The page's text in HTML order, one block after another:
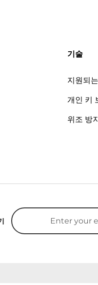
기술
지원되
개인 키
위조 방